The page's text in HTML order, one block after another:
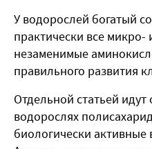
У водорослей богатый
практически все
незаменимые
правильного развития
Отдельной статьей
водорослях
биологически